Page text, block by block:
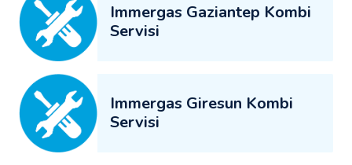
Immergas Gaziantep Kombi
Servisi
Immergas Giresun Kombi
Servisi